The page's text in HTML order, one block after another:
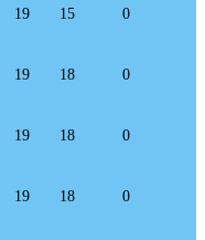
19 15 0
19 18 0
19 18 0
19 18 0